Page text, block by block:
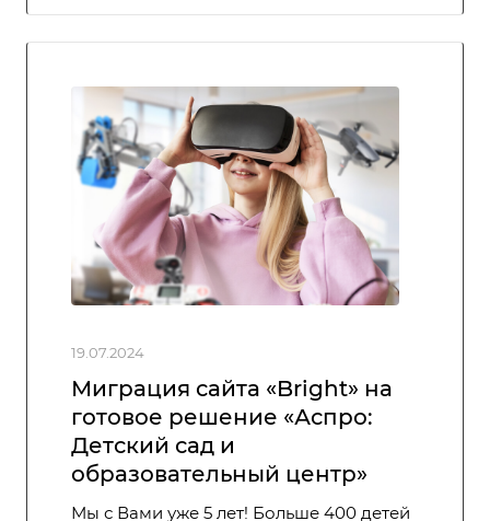
19.07.2024
Миграция сайта «Bright» на
готовое решение «Аспро:
Детский сад и
образовательный центр»
Мы с Вами уже 5 лет! Больше 400 детей